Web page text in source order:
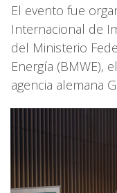
El evento fue
Internacional de
del Ministerio
Energía (BMWE),
agencia alemana